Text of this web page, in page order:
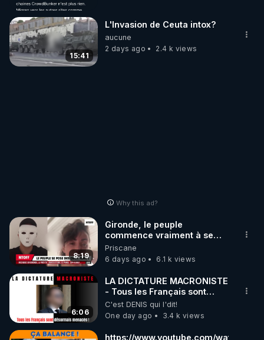
15:41
L'Invasion de Ceuta intox?
aucune
2 days ago
2.4 k views
Why this ad?
8:19
Gironde, le peuple
commence vraiment à se
poser des questions !
Qu'est-ce qu'il nous cache...
Priscane
6 days ago
6.1 k views
6:06
LA DICTATURE MACRONISTE
- Tous les Français sont
désormais menacés !
C'est DENIS qui l'dit!
One day ago
3.4 k views
https://www.youtube.com/watch?